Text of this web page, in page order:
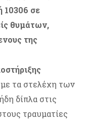
10306 σε
θυμάτων,
της
με τα στελέχη των
δίπλα στις
τραυματίες